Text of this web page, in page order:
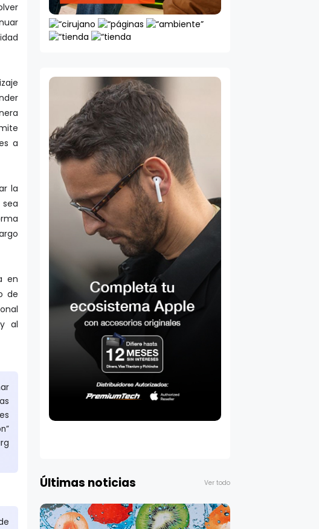
a
la
en
de
al
Últimas noticias Ver todo